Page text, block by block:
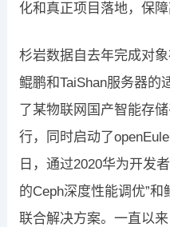
化和真正项目落地，保
杉岩数据自去年完成对
鲲鹏和TaiShan服务器的
了某物联网国产智能存
行，同时启动了
日，通过2020华为开发
的Ceph深度性能调优”
联合解决方案。一直以